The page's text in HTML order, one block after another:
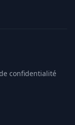
confidentialité